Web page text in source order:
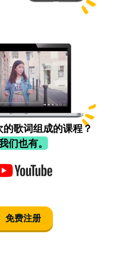
歌词组成的课程？
们也有。
免费注册